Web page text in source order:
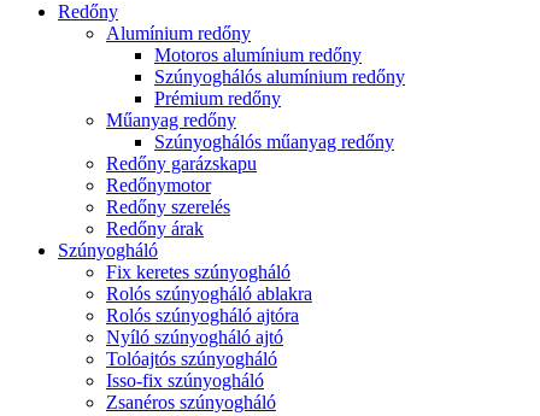
Redőny
Alumínium redőny
Motoros alumínium redőny
Szúnyoghálós alumínium redőny
Prémium redőny
Műanyag redőny
Szúnyoghálós műanyag redőny
Redőny garázskapu
Redőnymotor
Redőny szerelés
Redőny árak
Szúnyogháló
Fix keretes szúnyogháló
Rolós szúnyogháló ablakra
Rolós szúnyogháló ajtóra
Nyíló szúnyogháló ajtó
Tolóajtós szúnyogháló
Isso-fix szúnyogháló
Zsanéros szúnyogháló